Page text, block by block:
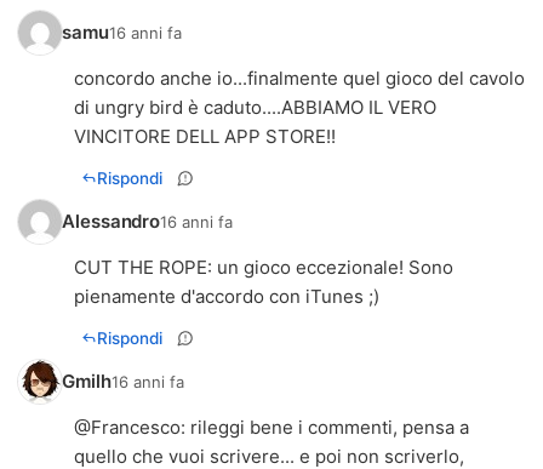
samu16 anni fa
concordo anche io...finalmente quel gioco del cavolo
di ungry bird è caduto....ABBIAMO IL VERO
VINCITORE DELL APP STORE!!
Rispondi
Alessandro16 anni fa
CUT THE ROPE: un gioco eccezionale! Sono
pienamente d'accordo con iTunes ;)
Rispondi
Gmilh16 anni fa
@Francesco: rileggi bene i commenti, pensa a
quello che vuoi scrivere... e poi non scriverlo,